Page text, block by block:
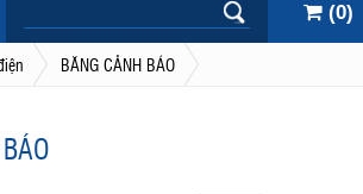
(0)
BĂNG CẢNH BÁO